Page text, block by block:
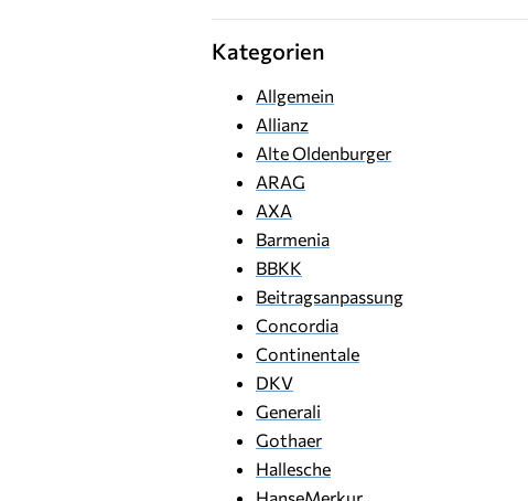
Kategorien
Allgemein
Allianz
Alte Oldenburger
ARAG
AXA
Barmenia
BBKK
Beitragsanpassung
Concordia
Continentale
DKV
Generali
Gothaer
Hallesche